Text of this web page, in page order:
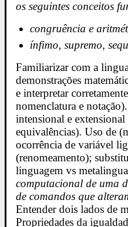
os seguintes conceitos
congruência e
ínfimo, supremo,
Familiarizar com a
demonstrações
e interpretar
nomenclatura e
intensional e
equivalências). Uso de
ocorrência de variável
(renomeamento);
linguagem vs
computacional de uma
de comandos que
Entender dois lados de
Propriedades da